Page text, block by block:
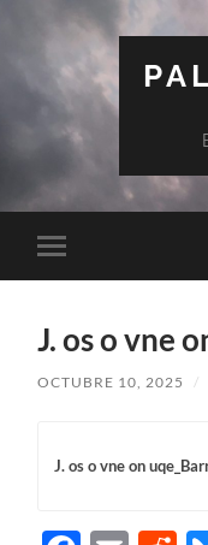
J. os o vne
OCTUBRE 10, 2025 /
J. os o vne on